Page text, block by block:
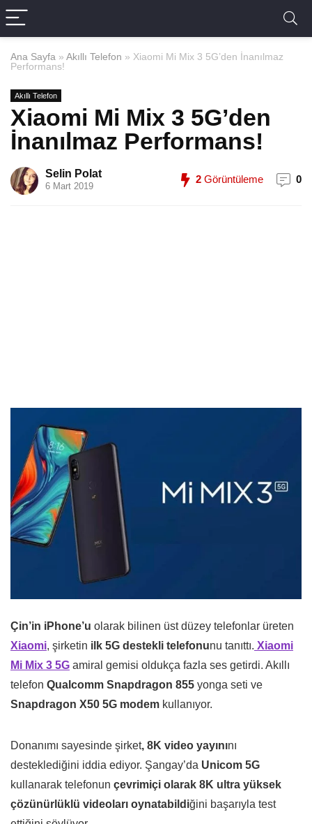
Ana Sayfa » Akıllı Telefon » Xiaomi Mi Mix 3 5G’den İnanılmaz
Performans!
Akıllı Telefon
Xiaomi Mi Mix 3 5G’den
İnanılmaz Performans!
Selin Polat
6 Mart 2019
2 Görüntüleme 0
Çin’in iPhone’u olarak bilinen üst düzey telefonlar üreten
Xiaomi, şirketin ilk 5G destekli telefonunu tanıttı. Xiaomi
Mi Mix 3 5G amiral gemisi oldukça fazla ses getirdi. Akıllı
telefon Qualcomm Snapdragon 855 yonga seti ve
Snapdragon X50 5G modem kullanıyor.
Donanımı sayesinde şirket, 8K video yayınını
desteklediğini iddia ediyor. Şangay’da Unicom 5G
kullanarak telefonun çevrimiçi olarak 8K ultra yüksek
çözünürlüklü videoları oynatabildiğini başarıyla test